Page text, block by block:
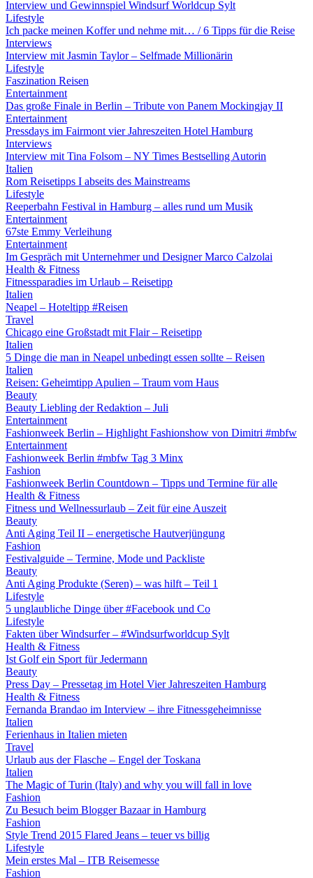
Interview und Gewinnspiel Windsurf Worldcup Sylt
Lifestyle
Ich packe meinen Koffer und nehme mit… / 6 Tipps für die Reise
Interviews
Interview mit Jasmin Taylor – Selfmade Millionärin
Lifestyle
Faszination Reisen
Entertainment
Das große Finale in Berlin – Tribute von Panem Mockingjay II
Entertainment
Pressdays im Fairmont vier Jahreszeiten Hotel Hamburg
Interviews
Interview mit Tina Folsom – NY Times Bestselling Autorin
Italien
Rom Reisetipps I abseits des Mainstreams
Lifestyle
Reeperbahn Festival in Hamburg – alles rund um Musik
Entertainment
67ste Emmy Verleihung
Entertainment
Im Gespräch mit Unternehmer und Designer Marco Calzolai
Health & Fitness
Fitnessparadies im Urlaub – Reisetipp
Italien
Neapel – Hoteltipp #Reisen
Travel
Chicago eine Großstadt mit Flair – Reisetipp
Italien
5 Dinge die man in Neapel unbedingt essen sollte – Reisen
Italien
Reisen: Geheimtipp Apulien – Traum vom Haus
Beauty
Beauty Liebling der Redaktion – Juli
Entertainment
Fashionweek Berlin – Highlight Fashionshow von Dimitri #mbfw
Entertainment
Fashionweek Berlin #mbfw Tag 3 Minx
Fashion
Fashionweek Berlin Countdown – Tipps und Termine für alle
Health & Fitness
Fitness und Wellnessurlaub – Zeit für eine Auszeit
Beauty
Anti Aging Teil II – energetische Hautverjüngung
Fashion
Festivalguide – Termine, Mode und Packliste
Beauty
Anti Aging Produkte (Seren) – was hilft – Teil 1
Lifestyle
5 unglaubliche Dinge über #Facebook und Co
Lifestyle
Fakten über Windsurfer – #Windsurfworldcup Sylt
Health & Fitness
Ist Golf ein Sport für Jedermann
Beauty
Press Day – Pressetag im Hotel Vier Jahreszeiten Hamburg
Health & Fitness
Fernanda Brandao im Interview – ihre Fitnessgeheimnisse
Italien
Ferienhaus in Italien mieten
Travel
Urlaub aus der Flasche – Engel der Toskana
Italien
The Magic of Turin (Italy) and why you will fall in love
Fashion
Zu Besuch beim Blogger Bazaar in Hamburg
Fashion
Style Trend 2015 Flared Jeans – teuer vs billig
Lifestyle
Mein erstes Mal – ITB Reisemesse
Fashion